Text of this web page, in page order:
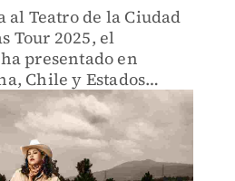
al Teatro de la Ciudad
Tour 2025, el
presentado en
Chile y Estados